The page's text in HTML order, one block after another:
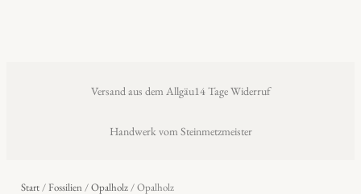
Versand aus dem Allgäu14 Tage Widerruf
Handwerk vom Steinmetzmeister
Start/Fossilien/Opalholz/ Opalholz